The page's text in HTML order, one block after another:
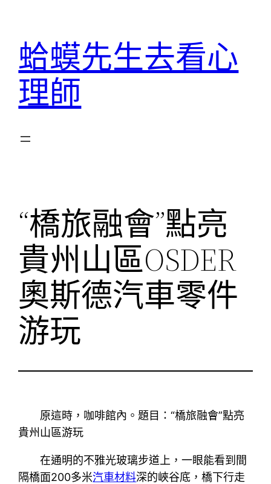
蛤蟆先生去看心
理師
“橋旅融會”點亮
貴州山區OSDER
奧斯德汽車零件
游玩
原這時，咖啡館內。題目：“橋旅融會”點亮
貴州山區游玩
在通明的不雅光玻璃步道上，一眼能看到間
隔橋面200多米汽車材料深的峽谷底，橋下行走